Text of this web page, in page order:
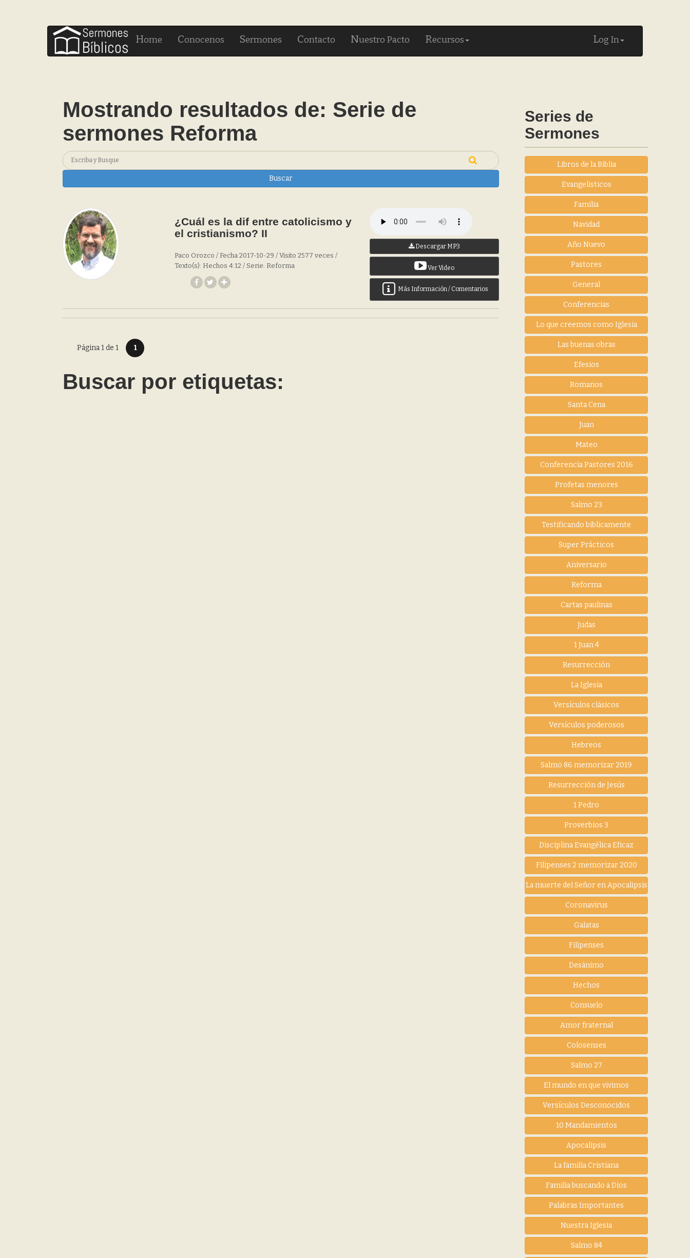
Log In
Home Conocenos Sermones Contacto Nuestro Pacto Recursos
Mostrando resultados de: Serie de
sermones Reforma
Buscar
¿Cuál es la dif entre catolicismo y
el cristianismo? II
Paco Orozco / Fecha 2017-10-29 / Visito 2577 veces /
Texto(s): Hechos 4:12 / Serie: Reforma
Descargar MP3
Ver Video
Más Información / Comentarios
Página 1 de 1 1
Buscar por etiquetas:
Series de
Sermones
Libros de la Biblia
Evangelisticos
Familia
Navidad
Año Nuevo
Pastores
General
Conferencias
Lo que creemos como Iglesia
Las buenas obras
Efesios
Romanos
Santa Cena
Juan
Mateo
Conferencia Pastores 2016
Profetas menores
Salmo 23
Testificando biblicamente
Super Prácticos
Aniversario
Reforma
Cartas paulinas
Judas
1 Juan 4
Resurrección
La Iglesia
Versículos clásicos
Versículos poderosos
Hebreos
Salmo 86 memorizar 2019
Resurrección de Jesús
1 Pedro
Proverbios 3
Disciplina Evangélica Eficaz
Filipenses 2 memorizar 2020
La muerte del Señor en Apocalipsis
Coronavirus
Galatas
Filipenses
Desánimo
Hechos
Consuelo
Amor fraternal
Colosenses
Salmo 27
El mundo en que vivimos
Versículos Desconocidos
10 Mandamientos
Apocalipsis
La familia Cristiana
Familia buscando a Dios
Palabras Importantes
Nuestra Iglesia
Salmo 84